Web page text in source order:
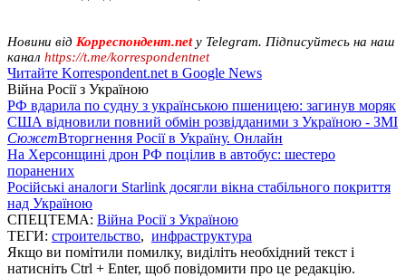
Новини від Корреспондент.netу Telegram. Підписуйтесь на наш
канал https://t.me/korrespondentnet
Читайте Korrespondent.net в Google News
Війна Росії з Україною
РФ вдарила по судну з українською пшеницею: загинув моряк
США відновили повний обмін розвідданими з Україною - ЗМІ
СюжетВторгнення Росії в Україну. Онлайн
На Херсонщині дрон РФ поцілив в автобус: шестеро
поранених
Російські аналоги Starlink досягли вікна стабільного покриття
над Україною
СПЕЦТЕМА: Війна Росії з Україною
ТЕГИ: строительство, инфраструктура
Якщо ви помітили помилку, виділіть необхідний текст і
натисніть Ctrl + Enter, щоб повідомити про це редакцію.